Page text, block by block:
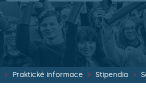
Praktické informace Stipendia